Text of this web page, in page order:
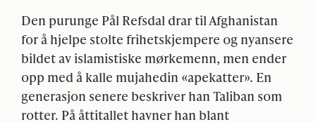
Den purunge Pål Refsdal drar til Afghanistan
for å hjelpe stolte frihetskjempere og nyansere
bildet av islamistiske mørkemenn, men ender
opp med å kalle mujahedin «apekatter». En
generasjon senere beskriver han Taliban som
rotter. På åttitallet havner han blant